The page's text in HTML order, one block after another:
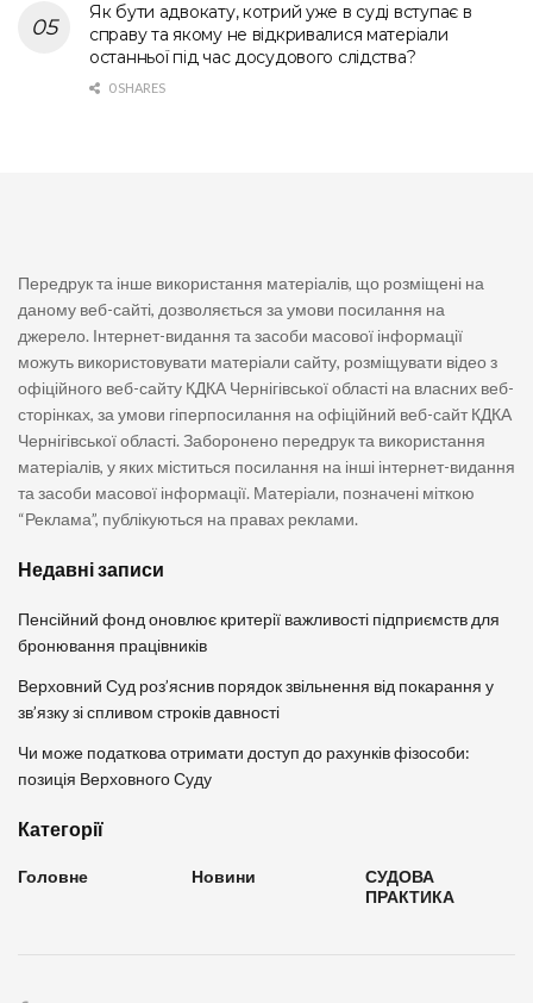
Як бути адвокату, котрий уже в суді вступає в
справу та якому не відкривалися матеріали
останньої під час досудового слідства?
0 SHARES
Передрук та інше використання матеріалів, що розміщені на
даному веб-сайті, дозволяється за умови посилання на
джерело. Інтернет-видання та засоби масової інформації
можуть використовувати матеріали сайту, розміщувати відео з
офіційного веб-сайту КДКА Чернігівської області на власних веб-
сторінках, за умови гіперпосилання на офіційний веб-сайт КДКА
Чернігівської області. Заборонено передрук та використання
матеріалів, у яких міститься посилання на інші інтернет-видання
та засоби масової інформації. Матеріали, позначені міткою
“Реклама”, публікуються на правах реклами.
Недавні записи
Пенсійний фонд оновлює критерії важливості підприємств для
бронювання працівників
Верховний Суд роз’яснив порядок звільнення від покарання у
зв’язку зі спливом строків давності
Чи може податкова отримати доступ до рахунків фізособи:
позиція Верховного Суду
Категорії
Головне Новини
СУДОВА
ПРАКТИКА